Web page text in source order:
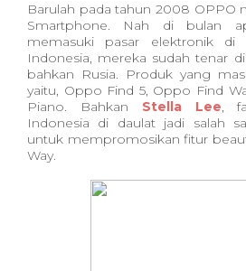
Barulah pada tahun 2008 OPPO
Smartphone. Nah di bulan
memasuki pasar elektronik di
Indonesia, mereka sudah tenar
bahkan Rusia. Produk yang
yaitu, Oppo Find 5, Oppo Find
Piano. Bahkan Stella Lee,
Indonesia di daulat jadi salah
untuk mempromosikan fitur
Way.